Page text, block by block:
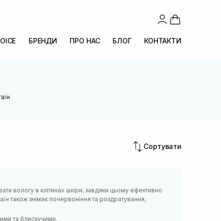
БРЕНДИ ПРО НАС БЛОГ КОНТАКТИ
Сортувати
вологу в клітинах шкіри, завдяки цьому ефективно
також знімає почервоніння та роздратування,
та блискучими.